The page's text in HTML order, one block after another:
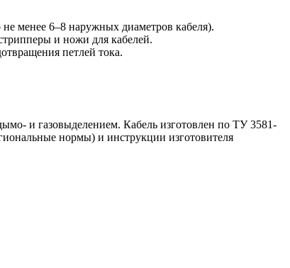
менее 6–8 наружных диаметров кабеля).
и ножи для кабелей.
петлей тока.
и газовыделением. Кабель изготовлен по ТУ 3581-
нормы) и инструкции изготовителя